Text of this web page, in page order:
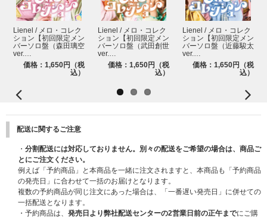
Lienel / メロ・コレク
ション【初回限定メン
バーソロ盤（森田璃空
ver.…
価格：1,650円（税
込）
Lienel / メロ・コレク
ション【初回限定メン
バーソロ盤（武田創世
ver.…
価格：1,650円（税
込）
Lienel / メロ・コレク
ション【初回限定メン
バーソロ盤（近藤駿太
ver.…
価格：1,650円（税
込）
配送に関するご注意
・ 分割配送には対応しておりません。別々の配送をご希望の場合は、商品ご
とにご注文ください。
例えば「予約商品」と本商品を一緒に注文されますと、本商品も「予約商品
の発売日」に合わせて一括のお届けとなります。
複数の予約商品が同じ注文にあった場合は、「一番遅い発売日」に併せての
一括配送となります。
・予約商品は、 発売日より弊社配送センターの2営業日前の正午までにご購